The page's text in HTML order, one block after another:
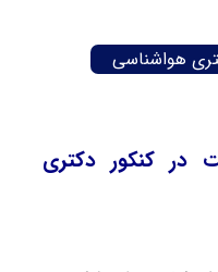
هواشناسی
در کنکور دکتری